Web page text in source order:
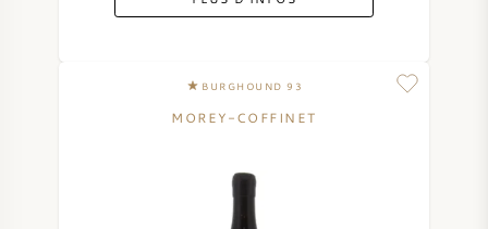
BURGHOUND 93
MOREY-COFFINET